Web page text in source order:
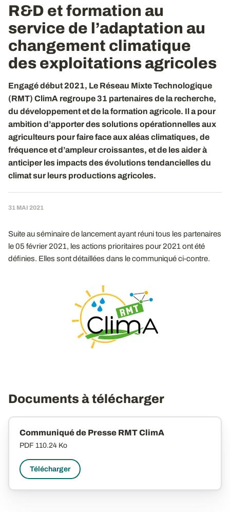
R&D et formation au
service de l’adaptation au
changement climatique
des exploitations agricoles
Engagé début 2021, Le Réseau Mixte Technologique
(RMT) ClimA regroupe 31 partenaires de la recherche,
du développement et de la formation agricole. Il a pour
ambition d’apporter des solutions opérationnelles aux
agriculteurs pour faire face aux aléas climatiques, de
fréquence et d’ampleur croissantes, et de les aider à
anticiper les impacts des évolutions tendancielles du
climat sur leurs productions agricoles.
31 MAI 2021
Suite au séminaire de lancement ayant réuni tous les partenaires
le 05 février 2021, les actions prioritaires pour 2021 ont été
définies. Elles sont détaillées dans le communiqué ci-contre.
Documents à télécharger
Communiqué de Presse RMT ClimA
PDF 110.24 Ko
Télécharger